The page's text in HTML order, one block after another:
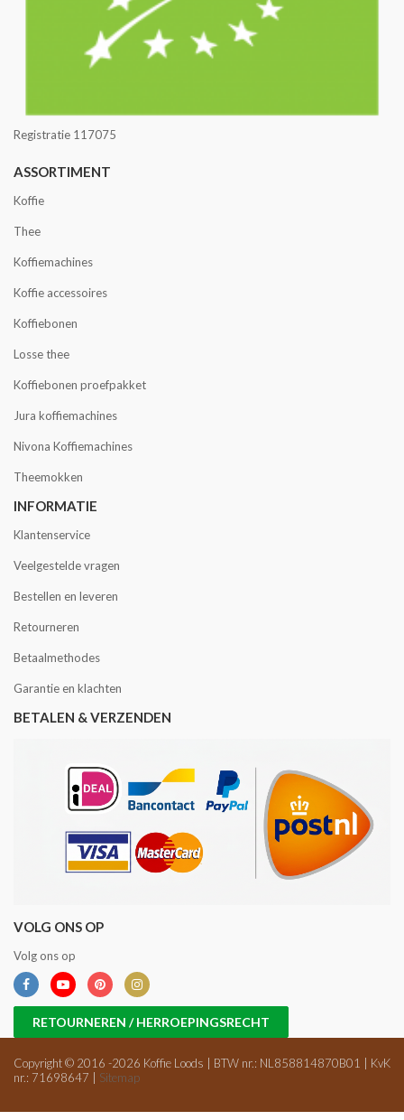
Registratie 117075
ASSORTIMENT
Koffie
Thee
Koffiemachines
Koffie accessoires
Koffiebonen
Losse thee
Koffiebonen proefpakket
Jura koffiemachines
Nivona Koffiemachines
Theemokken
INFORMATIE
Klantenservice
Veelgestelde vragen
Bestellen en leveren
Retourneren
Betaalmethodes
Garantie en klachten
BETALEN & VERZENDEN
VOLG ONS OP
Volg ons op
RETOURNEREN / HERROEPINGSRECHT
Copyright © 2016 -2026 Koffie Loods | BTW nr.: NL858814870B01 | KvK
nr.: 71698647 | Sitemap